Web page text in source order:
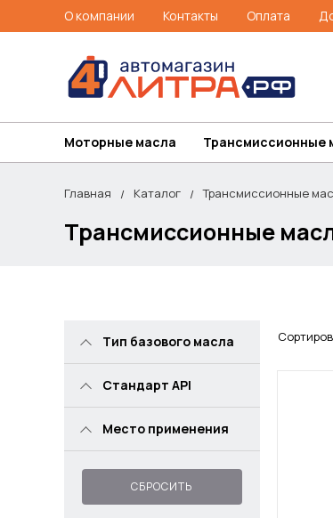
О компании Контакты Оплата
Моторные масла Трансмиссионные
Главная Каталог Трансмиссионные
Трансмиссионные
Тип базового масла
Стандарт API
Место применения
СБРОСИТЬ